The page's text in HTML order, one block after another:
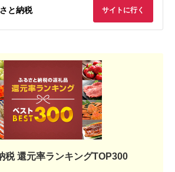
と納税 サイトに行く
税 還元率ランキングTOP300